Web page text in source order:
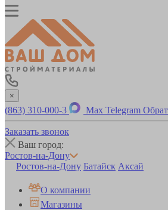
×
(863) 310-000-3 Max Telegram
Заказать звонок
Ваш город:
Ростов-на-Дону
Ростов-на-Дону Батайск Аксай
О компании
Магазины